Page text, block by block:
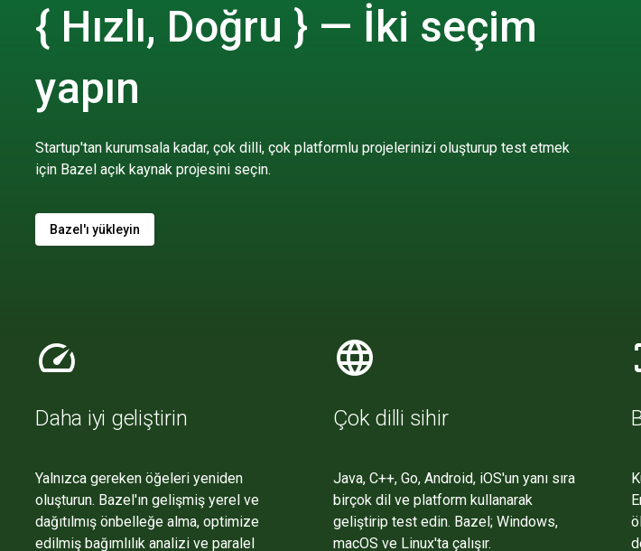
{ Hızlı, Doğru } — İki seçim
yapın
Startup'tan kurumsala kadar, çok dilli, çok platformlu projelerinizi oluşturup test etmek
için Bazel açık kaynak projesini seçin.
Bazel'ı yükleyin
speed
Daha iyi geliştirin
Yalnızca gereken öğeleri yeniden
oluşturun. Bazel'ın gelişmiş yerel ve
dağıtılmış önbelleğe alma, optimize
edilmiş bağımlılık analizi ve paralel
language
Çok dilli sihir
Java, C++, Go, Android, iOS'un yanı sıra
birçok dil ve platform kullanarak
geliştirip test edin. Bazel; Windows,
macOS ve Linux'ta çalışır.